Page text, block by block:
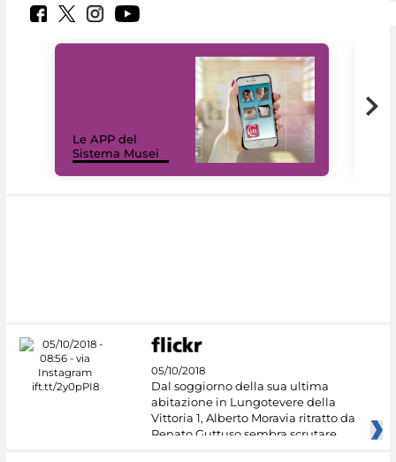
Le APP del
Sistema Musei
05/10/2018
Dal soggiorno della sua ultima
abitazione in Lungotevere della
Vittoria 1, Alberto Moravia ritratto da
Renato Guttuso sembra scrutare